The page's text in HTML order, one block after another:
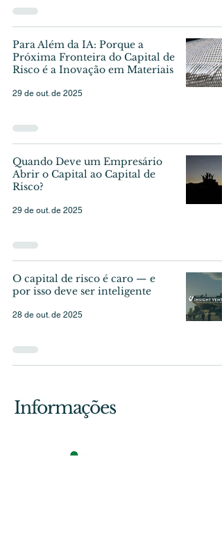
Para Além da IA: Porque a
Próxima Fronteira do Capital de
Risco é a Inovação em Materiais
29 de out. de 2025
Quando Deve um Empresário
Abrir o Capital ao Capital de
Risco?
29 de out. de 2025
O capital de risco é caro — e
por isso deve ser inteligente
28 de out. de 2025
Informações